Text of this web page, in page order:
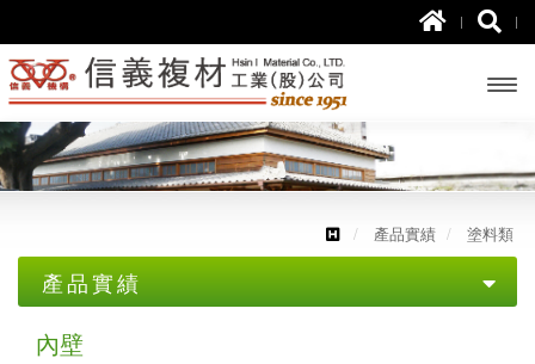
產品實績 塗料類
產品實績
塗料類
內壁